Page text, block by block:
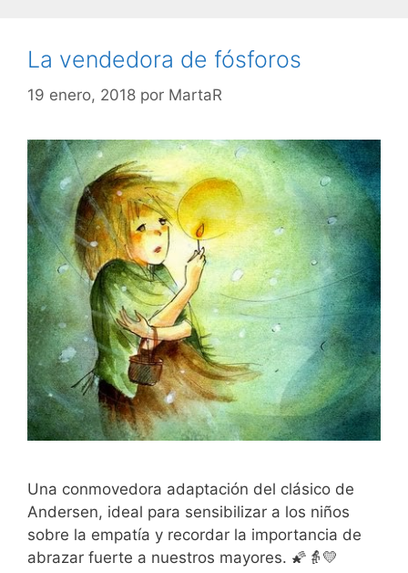
La vendedora de fósforos
19 enero, 2018 por MartaR
Una conmovedora adaptación del clásico de
Andersen, ideal para sensibilizar a los niños
sobre la empatía y recordar la importancia de
abrazar fuerte a nuestros mayores. 🌠👵💛